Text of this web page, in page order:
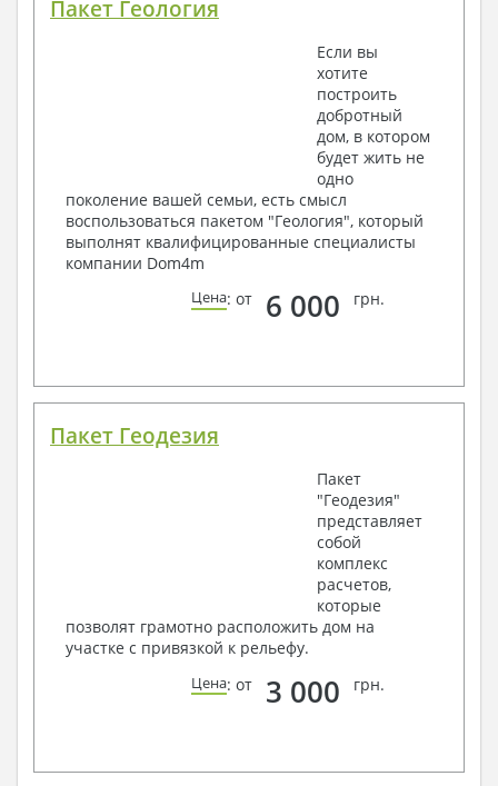
Пакет Геология
Если вы
хотите
построить
добротный
дом, в котором
будет жить не
одно
поколение вашей семьи, есть смысл
воспользоваться пакетом "Геология", который
выполнят квалифицированные специалисты
компании Dom4m
Цена: от 6 000 грн.
Пакет Геодезия
Пакет
"Геодезия"
представляет
собой
комплекс
расчетов,
которые
позволят грамотно расположить дом на
участке с привязкой к рельефу.
Цена: от 3 000 грн.